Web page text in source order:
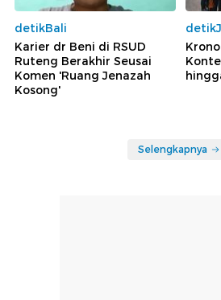
detikBali
Karier dr Beni di RSUD
Ruteng Berakhir Seusai
Komen 'Ruang Jenazah
Kosong'
Selengkapnya